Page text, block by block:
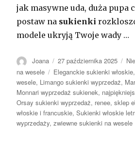
jak masywne uda, duża pupa
postaw na sukienki
modele ukryją Twoje wady …
Autor
Joana Opublikowano
27 października 2025
na wesele
Tagi
Eleganckie sukienki włoskie,
wesele, Limango sukienki wyprzedaż,
Monnari wyprzedaż sukienek,
Orsay sukienki wyprzedaż, renee,sklep
włoskie i francuskie,Sukienki włoskie
wyprzedaży,zwiewne sukienki na wesele